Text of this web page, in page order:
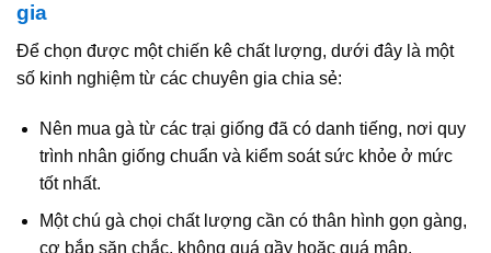
gia
Để chọn được một chiến kê chất lượng, dưới đây là một
số kinh nghiệm từ các chuyên gia chia sẻ:
Nên mua gà từ các trại giống đã có danh tiếng, nơi quy
trình nhân giống chuẩn và kiểm soát sức khỏe ở mức
tốt nhất.
Một chú gà chọi chất lượng cần có thân hình gọn gàng,
cơ bắp săn chắc, không quá gầy hoặc quá mập.